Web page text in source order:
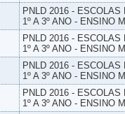
PNLD 2016 -
1º A 3º ANO - ENSINO
PNLD 2016 -
1º A 3º ANO - ENSINO
PNLD 2016 -
1º A 3º ANO - ENSINO
PNLD 2016 -
1º A 3º ANO - ENSINO